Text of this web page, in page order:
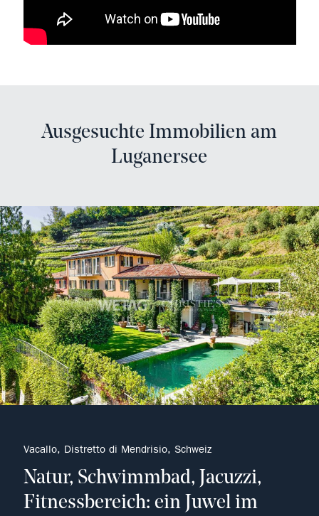
Ausgesuchte Immobilien am
Luganersee
Castagnola, Distretto di Lugano, Schweiz
Aus Geschichte wird Exklusivität
IMMOBILIE ENTDECKEN